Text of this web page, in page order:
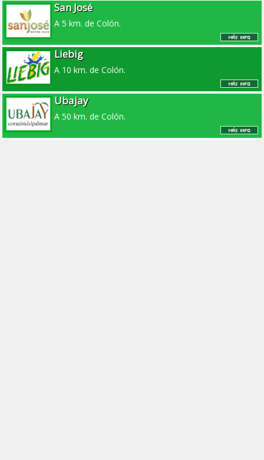
San José
A 5 km. de Colón.
Liebig
A 10 km. de Colón.
Ubajay
A 50 km. de Colón.